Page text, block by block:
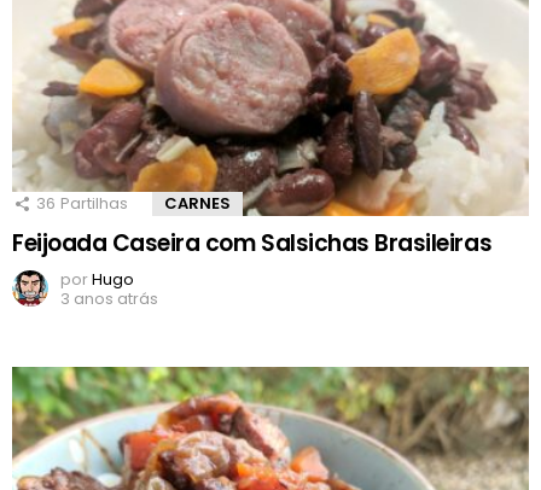
36 Partilhas CARNES
Feijoada Caseira com Salsichas Brasileiras
porHugo
3 anos atrás